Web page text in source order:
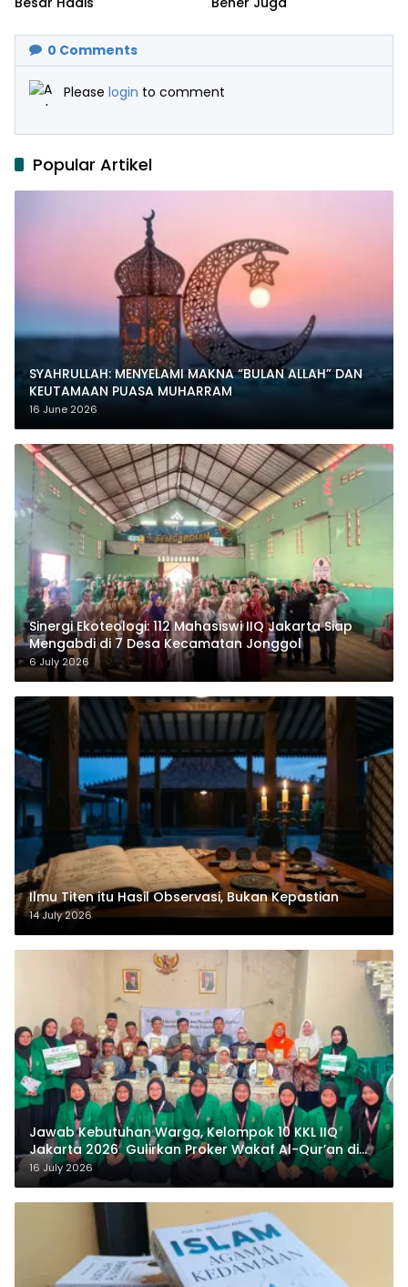
0 Comments
Please login to comment
Popular Artikel
SYAHRULLAH: MENYELAMI MAKNA “BULAN ALLAH” DAN
KEUTAMAAN PUASA MUHARRAM
16 June 2026
‎Sinergi Ekoteologi: 112 Mahasiswi IIQ Jakarta Siap
Mengabdi di 7 Desa Kecamatan Jonggol
6 July 2026
Ilmu Titen itu Hasil Observasi, Bukan Kepastian
14 July 2026
Jawab Kebutuhan Warga, Kelompok 10 KKL IIQ
Jakarta 2026 Gulirkan Proker Wakaf Al-Qur’an di
Sukamanah
16 July 2026